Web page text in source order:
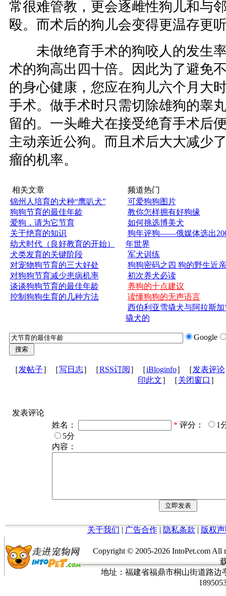
常很难管教，更会逐雌性狗儿和与
殴。而术后的狗儿会变得更温存更
未做绝育手术的狗咬人的发生率
术的狗高出四十倍。因此为了避免
的身心健康，您应在狗儿六个月大
手术。做手术时只需切除雄狗的睾
留的。一头雌犬在接受绝育手术后
主动亲近公狗。而且术后大大减少
瘤的机率。
相关文章
锦州人培育的犬种“鹰叭犬”
狗狗节育的最佳年龄
爱狗，请为它节育
关于绝育的知识
幼犬时代（良好教育的开始）
犬类发育的关键阶段
对宠物狗节育的三大好处
对狗狗节育减少患病机率
谈谈狗狗节育的最佳年龄
控制狗狗生育的几种方法
频道热门
可爱狗狗图片
教你怎样拥有好狗缘
如何挑选博美犬
狗年评狗——俄媒体选出
年世界
军犬训练
狗狗密码之四 狗的野生近亲
初次养犬必读
养狗的十点建议
读懂狗狗的无声语言
西伯利亚雪撬犬与阿拉斯加
撬犬的
Google
［发帖子］［写日志］［RSS订阅 ］［iBloginfo］［发表评论
印此文］［关闭窗口 ］
发表评论
姓名：
* 评分：
1
5分
内容：
关于我们 | 广告合作| 隐私条款 | 版权
Copyright © 2005-2026 IntoPet.com
地址：福建省福鼎市桐山街道路边